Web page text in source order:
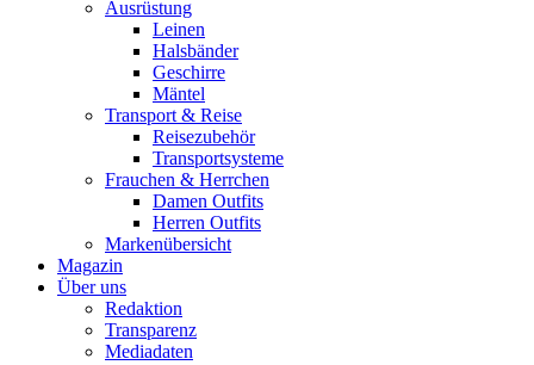
Ausrüstung
Leinen
Halsbänder
Geschirre
Mäntel
Transport & Reise
Reisezubehör
Transportsysteme
Frauchen & Herrchen
Damen Outfits
Herren Outfits
Markenübersicht
Magazin
Über uns
Redaktion
Transparenz
Mediadaten